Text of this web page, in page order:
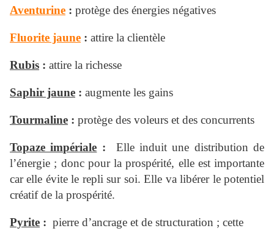
Aventurine : protège des énergies négatives
Fluorite jaune : attire la clientèle
Rubis : attire la richesse
Saphir jaune : augmente les gains
Tourmaline : protège des voleurs et des concurrents
Topaze impériale : Elle induit une distribution de
l’énergie ; donc pour la prospérité, elle est importante
car elle évite le repli sur soi. Elle va libérer le potentiel
créatif de la prospérité.
Pyrite : pierre d’ancrage et de structuration ; cette